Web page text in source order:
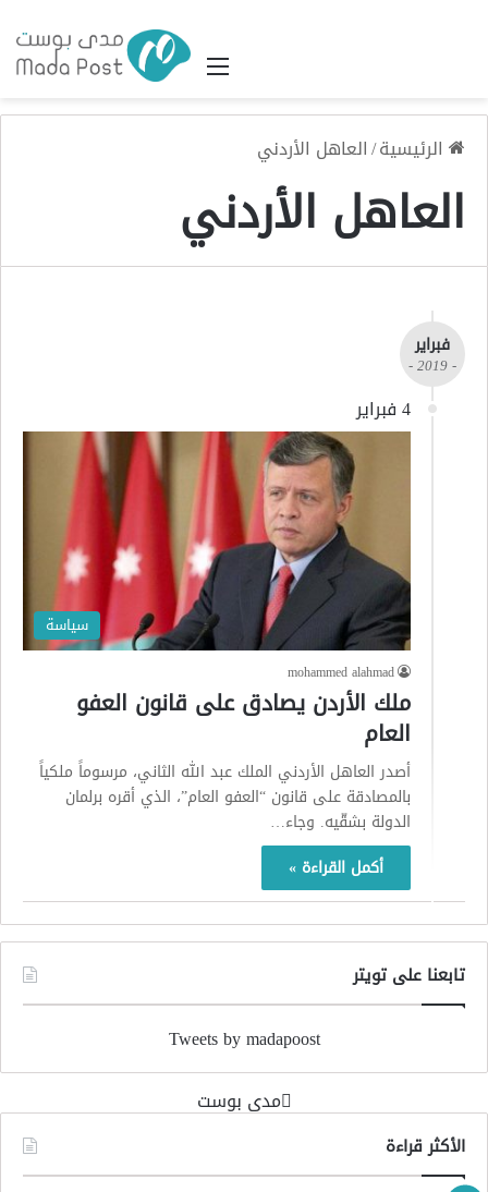
القائمة
الرئيسية/العاهل الأردني
العاهل الأردني
فبراير
- 2019 -
4 فبراير
سياسة
mohammed alahmad
ملك الأردن يصادق على قانون العفو
العام
أصدر العاهل الأردني الملك عبد الله الثاني، مرسوماً ملكياً
بالمصادقة على قانون “العفو العام”، الذي أقره برلمان
الدولة بشقّيه. وجاء…
أكمل القراءة »
تابعنا على تويتر
Tweets by madapoost
‏مدى بوست‏
الأكثر قراءة